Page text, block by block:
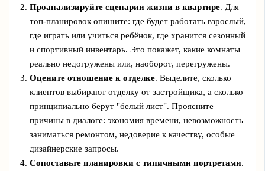
Проанализируйте сценарии жизни в квартире. Для
топ‑планировок опишите: где будет работать взрослый,
где играть или учиться ребёнок, где хранится сезонный
и спортивный инвентарь. Это покажет, какие комнаты
реально недогружены или, наоборот, перегружены.
Оцените отношение к отделке. Выделите, сколько
клиентов выбирают отделку от застройщика, а сколько
принципиально берут "белый лист". Проясните
причины в диалоге: экономия времени, невозможность
заниматься ремонтом, недоверие к качеству, особые
дизайнерские запросы.
Сопоставьте планировки с типичными портретами.